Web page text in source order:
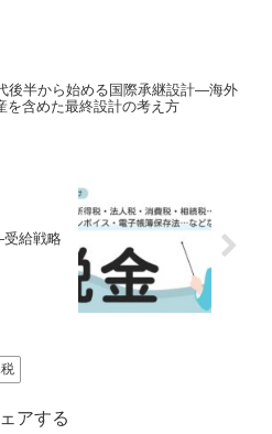
後半から始める国際承継設計―海外
を含めた最終設計の考え方
給戦略
アする